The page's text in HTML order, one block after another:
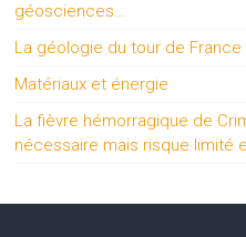
géosciences…
La géologie du tour de France
Matériaux et énergie
La fièvre hémorragique de
nécessaire mais risque limité